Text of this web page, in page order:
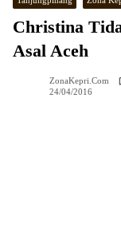
Christina
Asal Aceh
ZonaKepri.com
24/04/2016